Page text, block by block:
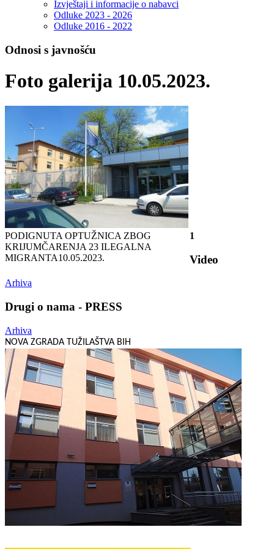
Izvještaji i informacije o nabavci
Odluke 2023 - 2026
Odluke 2016 - 2022
Odnosi s javnošću
Foto galerija 10.05.2023.
PODIGNUTA OPTUŽNICA ZBOG
KRIJUMČARENJA 23 ILEGALNA
MIGRANTA10.05.2023.
1
Video
Arhiva
Drugi o nama - PRESS
Arhiva
NOVA ZGRADA TUŽILAŠTVA BIH